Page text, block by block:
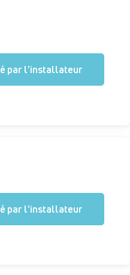
par l'installateur
par l'installateur